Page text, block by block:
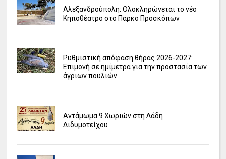
Αλεξανδρούπολη: Ολοκληρώνεται το νέο
Κηποθέατρο στο Πάρκο Προσκόπων
Ρυθμιστική απόφαση θήρας 2026-2027:
Επιμονή σε ημίμετρα για την προστασία των
άγριων πουλιών
Αντάμωμα 9 Χωριών στη Λάδη
Διδυμοτείχου